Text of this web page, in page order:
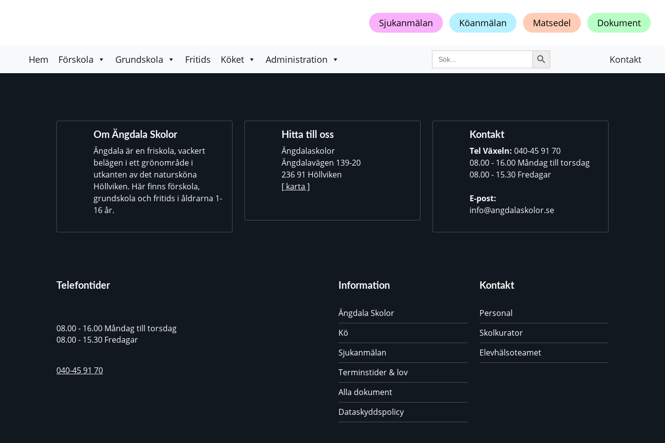
Sjukanmälan Köanmälan Matsedel Dokument
Hem Förskola Grundskola Fritids Köket Administration Sök
efter:
Sökknapp
Kontakt
Om Ängdala Skolor
Ängdala är en friskola, vackert
belägen i ett grönområde i
utkanten av det natursköna
Höllviken. Här finns förskola,
grundskola och fritids i åldrarna 1-
16 år.
Hitta till oss
Ängdalaskolor
Ängdalavägen 139-20
236 91 Höllviken
[ karta ]
Kontakt
Tel Växeln: 040-45 91 70
08.00 - 16.00 Måndag till torsdag
08.00 - 15.30 Fredagar
E-post:
info@angdalaskolor.se
Telefontider
08.00 - 16.00 Måndag till torsdag
08.00 - 15.30 Fredagar
040-45 91 70
Information
Ängdala Skolor
Kö
Sjukanmälan
Terminstider & lov
Alla dokument
Dataskyddspolicy
Kontakt
Personal
Skolkurator
Elevhälsoteamet